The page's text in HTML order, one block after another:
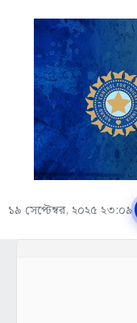
১৯ সেপ্টেম্বর, ২০২৫ ২৩:০৯